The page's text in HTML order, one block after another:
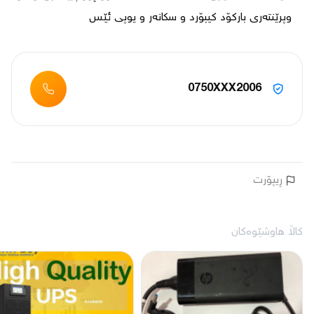
وپرێنتەری بارکۆد کیبۆرد و سکانەر و یوپی ئێس
0750XXX2006
ڕیپۆرت
کاڵا هاوشێوەکان